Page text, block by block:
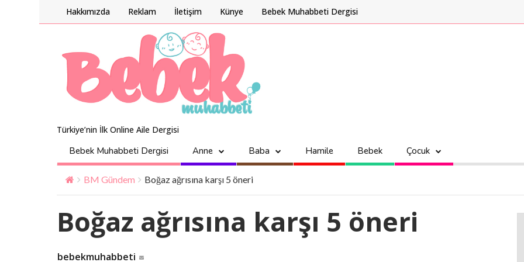
Hakkımızda Reklam İletişim Künye Bebek Muhabbeti Dergisi
Türkiye’nin İlk Online Aile Dergisi
Bebek Muhabbeti Dergisi Anne Baba Hamile Bebek Çocuk
BM Gündem Boğaz ağrısına karşı 5 öneri
Boğaz ağrısına karşı 5 öneri
bebekmuhabbeti